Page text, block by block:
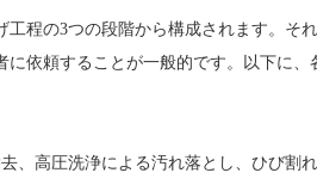
程の3つの段階から構成されます。そ
依頼することが一般的です。以下に、
、高圧洗浄による汚れ落とし、ひび割